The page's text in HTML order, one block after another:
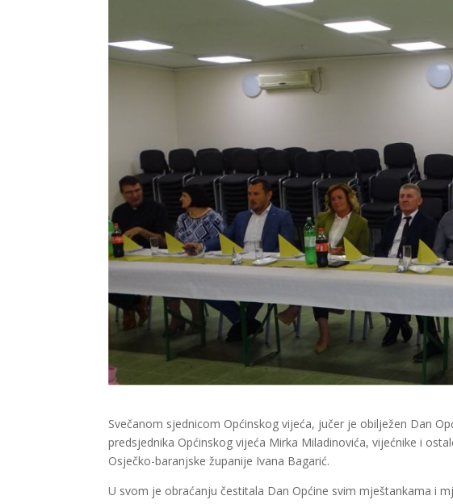
Svečanom sjednicom Općinskog vijeća, jučer je obilježen Dan
predsjednika Općinskog vijeća Mirka Miladinovića, vijećnike i
Osječko-baranjske županije Ivana Bagarić.
U svom je obraćanju čestitala Dan Općine svim mještankama i